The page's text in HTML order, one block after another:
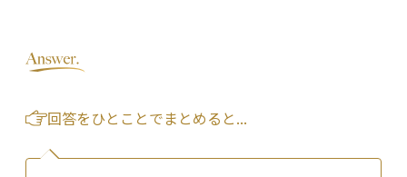
回答をひとことでまとめると...